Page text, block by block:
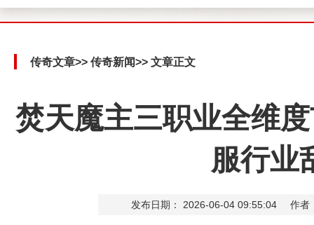
传奇文章>> 传奇新闻>> 文章正文
焚天魔主三职业全维
服行业
发布日期： 2026-06-04 09:55:04 作者